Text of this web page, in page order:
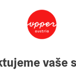
the Mühlviertel,
paths, forestvaše